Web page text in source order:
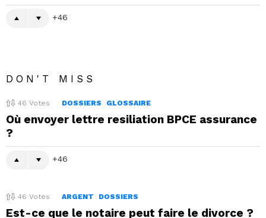
46
DON'T MISS
46 Votes DOSSIERS GLOSSAIRE
Où envoyer lettre resiliation BPCE assurance
?
46
46 Votes ARGENT DOSSIERS
Est-ce que le notaire peut faire le divorce ?